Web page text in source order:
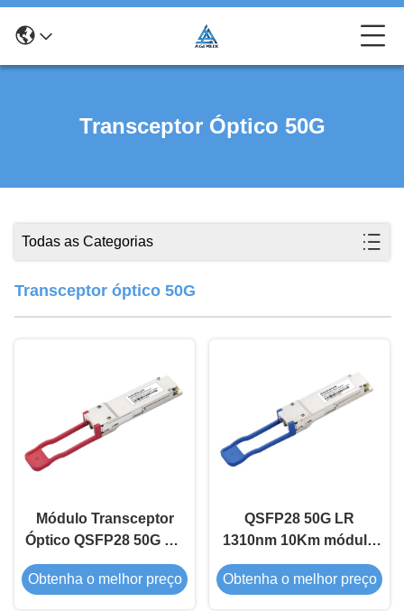
Transceptor Óptico 50G
Todas as Categorias
Transceptor óptico 50G
Módulo Transceptor
Óptico QSFP28 50G ER
1310nm 40Km
Obtenha o melhor preço
QSFP28 50G LR
1310nm 10Km módulo
de transceptor óptico
Obtenha o melhor preço